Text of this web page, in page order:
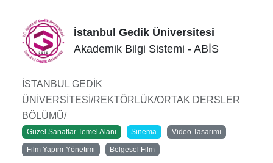
İstanbul Gedik Üniversitesi
Akademik Bilgi Sistemi - ABİS
İSTANBUL GEDİK
ÜNİVERSİTESİ/REKTÖRLÜK/ORTAK DERSLER
BÖLÜMÜ/
Güzel Sanatlar Temel Alanı Sinema Video Tasarımı
Film Yapım-Yönetimi Belgesel Film